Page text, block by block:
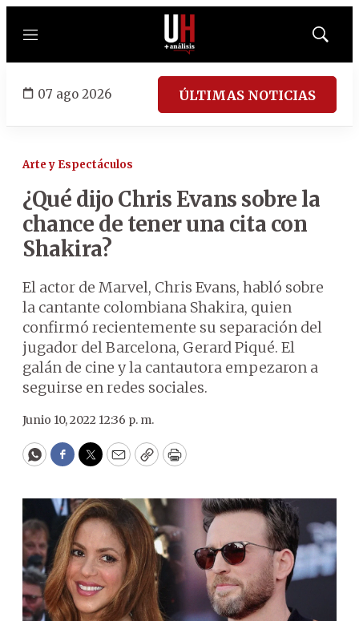
Menú
Mostrar
07 ago 2026 ÚLTIMAS NOTICIAS
Arte y Espectáculos
¿Qué dijo Chris Evans sobre la
chance de tener una cita con
Shakira?
El actor de Marvel, Chris Evans, habló sobre
la cantante colombiana Shakira, quien
confirmó recientemente su separación del
jugador del Barcelona, Gerard Piqué. El
galán de cine y la cantautora empezaron a
seguirse en redes sociales.
Junio 10, 2022 12:36 p. m.
WhatsApp
Facebook
Twitter
EmailCopyPrint